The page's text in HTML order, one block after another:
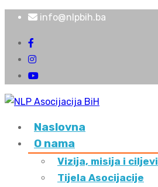
info@nlpbih.ba
Naslovna
O nama
Vizija, misija i ciljevi
Tijela Asocijacije